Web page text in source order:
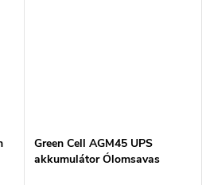
Green Cell AGM45 UPS
akkumulátor Ólomsavas